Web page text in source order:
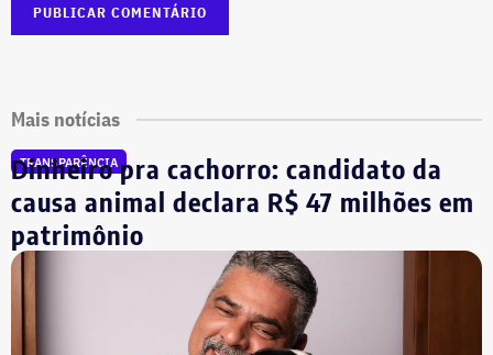
Mais notícias
TRANSPARÊNCIA
Dinheiro pra cachorro: candidato da
causa animal declara R$ 47 milhões em
patrimônio